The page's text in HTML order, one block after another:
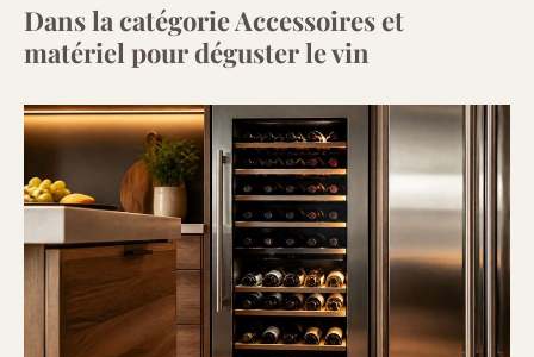
Dans la catégorie Accessoires et
matériel pour déguster le vin